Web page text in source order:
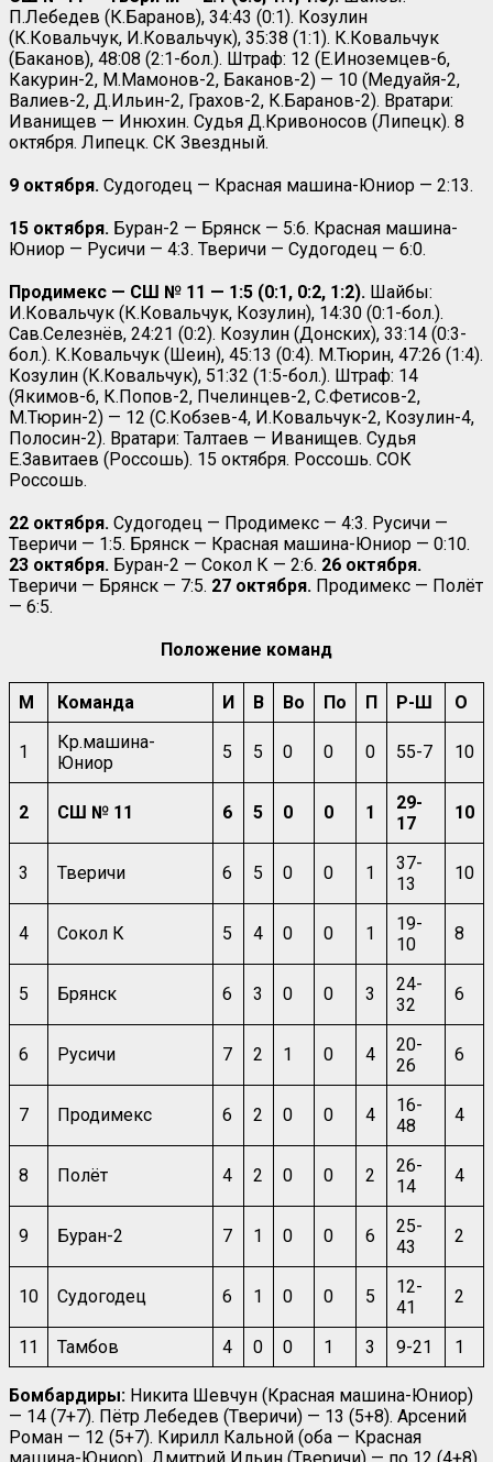
П.Лебедев (К.Баранов), 34:43 (0:1). Козулин
(К.Ковальчук, И.Ковальчук), 35:38 (1:1). К.Ковальчук
(Баканов), 48:08 (2:1-бол.). Штраф: 12 (Е.Иноземцев-6,
Какурин-2, М.Мамонов-2, Баканов-2) — 10 (Медуайя-2,
Валиев-2, Д.Ильин-2, Грахов-2, К.Баранов-2). Вратари:
Иванищев — Инюхин. Судья Д.Кривоносов (Липецк). 8
октября. Липецк. СК Звездный.
9 октября. Судогодец — Красная машина-Юниор — 2:13.
15 октября. Буран-2 — Брянск — 5:6. Красная машина-
Юниор — Русичи — 4:3. Тверичи — Судогодец — 6:0.
Продимекс — СШ № 11 — 1:5 (0:1, 0:2, 1:2). Шайбы:
И.Ковальчук (К.Ковальчук, Козулин), 14:30 (0:1-бол.).
Сав.Селезнёв, 24:21 (0:2). Козулин (Донских), 33:14 (0:3-
бол.). К.Ковальчук (Шеин), 45:13 (0:4). М.Тюрин, 47:26 (1:4).
Козулин (К.Ковальчук), 51:32 (1:5-бол.). Штраф: 14
(Якимов-6, К.Попов-2, Пчелинцев-2, С.Фетисов-2,
М.Тюрин-2) — 12 (С.Кобзев-4, И.Ковальчук-2, Козулин-4,
Полосин-2). Вратари: Талтаев — Иванищев. Судья
Е.Завитаев (Россошь). 15 октября. Россошь. СОК
Россошь.
22 октября. Судогодец — Продимекс — 4:3. Русичи —
Тверичи — 1:5. Брянск — Красная машина-Юниор — 0:10.
23 октября. Буран-2 — Сокол К — 2:6. 26 октября.
Тверичи — Брянск — 7:5. 27 октября. Продимекс — Полёт
— 6:5.
Положение команд
М Команда И В Во По П Р-Ш О
1
Кр.машина-
Юниор
5 5 0 0 0 55-7 10
2 СШ № 11 6 5 0 0 1
29-
17
10
3 Тверичи 6 5 0 0 1
37-
13
10
4 Сокол К 5 4 0 0 1
19-
10
8
5 Брянск 6 3 0 0 3
24-
32
6
6 Русичи 7 2 1 0 4
20-
26
6
7 Продимекс 6 2 0 0 4
16-
48
4
8 Полёт 4 2 0 0 2
26-
14
4
9 Буран-2 7 1 0 0 6
25-
43
2
10 Судогодец 6 1 0 0 5
12-
41
2
11 Тамбов 4 0 0 1 3 9-21 1
Бомбардиры: Никита Шевчун (Красная машина-Юниор)
— 14 (7+7). Пётр Лебедев (Тверичи) — 13 (5+8). Арсений
Роман — 12 (5+7). Кирилл Кальной (оба — Красная